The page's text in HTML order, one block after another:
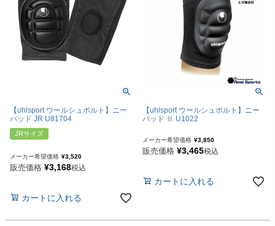
【uhlsport ウールシュポルト】ニー
パッド JR U81704
JRサイズ
メーカー希望価格 ¥3,520
販売価格 ¥3,168税込
カートに入れる
【uhlsport ウールシュポルト】ニー
パッド Ⅱ U1022
メーカー希望価格 ¥3,850
販売価格 ¥3,465税込
カートに入れる